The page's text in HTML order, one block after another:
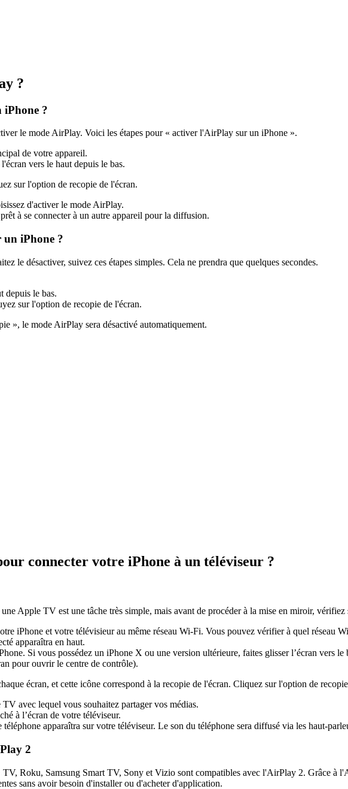
?
?
le mode AirPlay. Voici les étapes pour « activer l'AirPlay sur un iPhone ».
de votre appareil.
vers le haut depuis le bas.
sur l'option de recopie de l'écran.
d'activer le mode AirPlay.
à se connecter à un autre appareil pour la diffusion.
iPhone ?
le désactiver, suivez ces étapes simples. Cela ne prendra que quelques secondes.
depuis le bas.
sur l'option de recopie de l'écran.
», le mode AirPlay sera désactivé automatiquement.
connecter votre iPhone à un téléviseur ?
Apple TV est une tâche très simple, mais avant de procéder à la mise en miroir,
iPhone et votre télévisieur au même réseau Wi-Fi. Vous pouvez vérifier à quel réseau
apparaîtra en haut.
Si vous possédez un iPhone X ou une version ultérieure, faites glisser l’écran vers
pour ouvrir le centre de contrôle).
écran, et cette icône correspond à la recopie de l'écran. Cliquez sur l'option de
avec lequel vous souhaitez partager vos médias.
à l’écran de votre téléviseur.
apparaîtra sur votre téléviseur. Le son du téléphone sera diffusé via les haut-
2
Roku, Samsung Smart TV, Sony et Vizio sont compatibles avec l'AirPlay 2. Grâce à
sans avoir besoin d'installer ou d'acheter d'application.